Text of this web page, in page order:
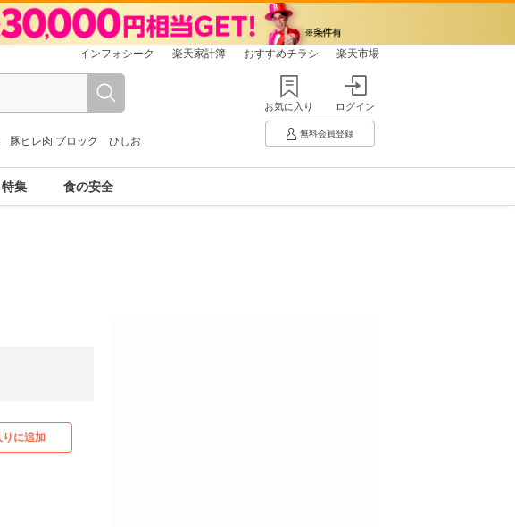
インフォシーク 楽天家計簿 おすすめチラシ 楽天市場
豚ヒレ肉 ブロック ひしお
お気に入り ログイン
無料会員登録
集 食の安全
りに追加